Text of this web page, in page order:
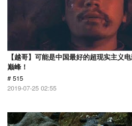
【越哥】可能是中国最好的超现实主义
巅峰！
# 515
2019-07-25 02:55